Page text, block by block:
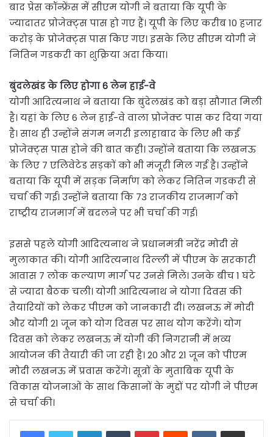
बाद प्रेस कॉन्फ्रेंस में सीएम योगी ने बताया कि यूपी के
ज्यादातर प्रोजेक्ट्स पास हो गए हैं। यूपी के लिए करीब 10 हजार
करोड़ के प्रोजेक्ट्स पास किए गए। इसके लिए सीएम योगी ने
नितिन गडकरी का शुक्रिया अदा किया।
बुंदलेखंड के लिए होगा 6 लेन हाई-वे
योगी आदित्यनाथ ने बताया कि बुंदेलखंड को बड़ा सौगात मिली
है। यहां के लिए 6 लेन हाई-वे वाला प्रोजेक्ट पास कर दिया गया
है। साथ ही उन्होंने संगम नगरी इलाहाबाद के लिए भी कई
प्रोजेक्ट्स पास होने की बात कही। उन्होंने बताया कि लखनऊ
के लिए 7 एलिवेटेड सड़कों को भी मंजूरी मिल गई है। उन्होंने
बताया कि यूपी में सड़क निर्माण को लेकर नितिन गडकरी से
चर्चा की गई। उन्होंने बताया कि 73 राजकीय राजमार्ग को
राष्ट्रीय राजमार्ग में बदलने पर भी चर्चा की गई।
इससे पहले योगी आदित्यनाथ ने प्रधानमंत्री नरेंद्र मोदी से
मुलाकात की। योगी आदित्यनाथ दिल्ली में पीएम के सरकारी
आवास 7 लोक कल्याण मार्ग पर उनसे मिले। उनके बीच 1 घंटे
से ज्यादा बैठक चली। योगी आदित्यनाथ ने योगा दिवस की
तैयारियों को लेकर पीएम को जानकारी दी। लखनऊ में मोदी
और योगी 21 जून को योग दिवस पर साथ योग करेंगे। योग
दिवस को लेकर लखनऊ में योगी की निगरानी में भव्य
आयोजन की तैयारी की जा रही है। 20 और 21 जून को पीएम
मोदी लखनऊ में प्रवास करेंगे। सूत्रों के मुताबिक यूपी के
विकास योजनाओं के साथ किसानों के मुद्दों पर योगी ने पीएम
से चर्चा की।
LinkedInTumblrPinterestReddit VKontakteShare via Email